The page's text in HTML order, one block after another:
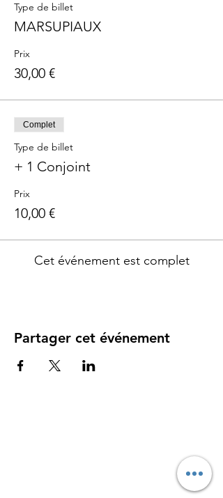
Type de billet
MARSUPIAUX
Prix
30,00 €
Complet
Type de billet
+ 1 Conjoint
Prix
10,00 €
Cet événement est complet
Partager cet événement